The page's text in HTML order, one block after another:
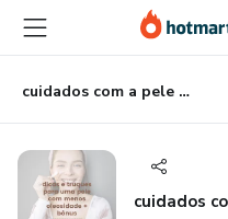
para
conteúdo
principal
para
pagamento
para
rodapé
cuidados com a pele oleosa
cuidados